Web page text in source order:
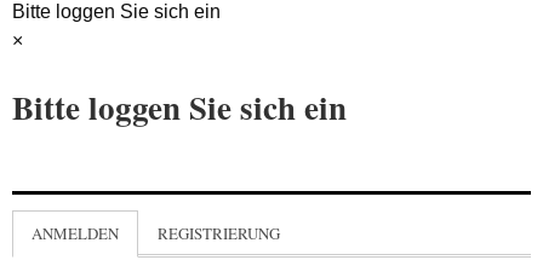
Bitte loggen Sie sich ein
×
Bitte loggen Sie sich ein
ANMELDEN REGISTRIERUNG